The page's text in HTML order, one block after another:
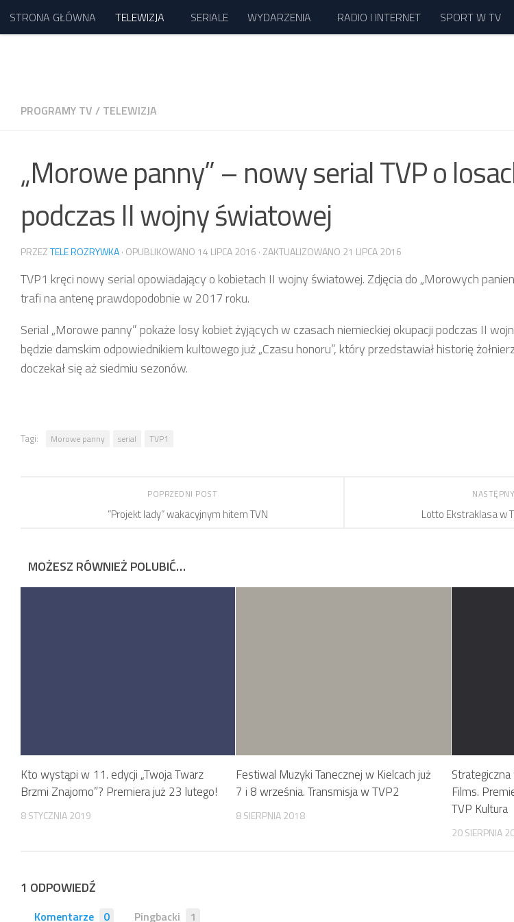
Przejdź do treści
STRONA GŁÓWNA TELEWIZJA SERIALE WYDARZENIA RADIO I INTERNET SPORT W TV
PROGRAMY TV / TELEWIZJA
„Morowe panny” – nowy serial TVP o
podczas II wojny światowej
PRZEZTELE ROZRYWKA· OPUBLIKOWANO 14 LIPCA 2016 · ZAKTUALIZOWANO 21 LIPCA 2016
TVP1 kręci nowy serial opowiadający o kobietach II wojny światowej. Zdjęcia do „Morowych
trafi na antenę prawdopodobnie w 2017 roku.
Serial „Morowe panny” pokaże losy kobietżyjących w czasach niemieckiej okupacji podczas II
będzie damskim odpowiednikiem kultowego już „Czasu honoru”, który przedstawiał historię
doczekał się aż siedmiu sezonów.
Tagi: Morowe panny serial TVP1
Lotto Ekstraklasa w
POPRZEDNI POST
”Projekt lady” wakacyjnym hitem TVN
MOŻESZ RÓWNIEŻ POLUBIĆ…
Kto wystąpi w 11. edycji „Twoja Twarz
Brzmi Znajomo”? Premiera już 23 lutego!
8 STYCZNIA 2019
Festiwal Muzyki Tanecznej w Kielcach już
7 i 8 września. Transmisja w TVP2
8 SIERPNIA 2018
Films.
TVP Kultura
20 SIERPNIA
1 ODPOWIEDŹ
Komentarze 0 Pingbacki 1